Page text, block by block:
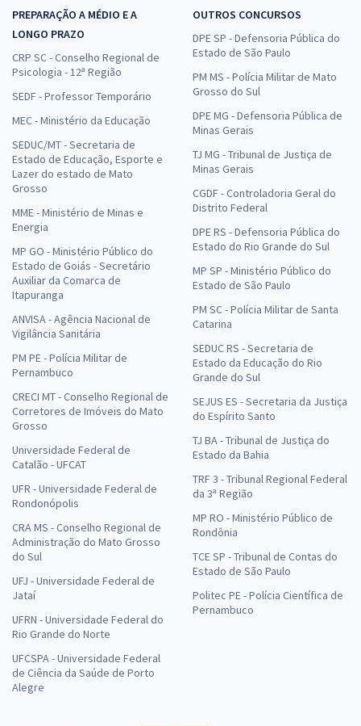
PREPARAÇÃO A MÉDIO E A
LONGO PRAZO
CRP SC - Conselho Regional de
Psicologia - 12ª Região
SEDF - Professor Temporário
MEC - Ministério da Educação
SEDUC/MT - Secretaria de
Estado de Educação, Esporte e
Lazer do estado de Mato
Grosso
MME - Ministério de Minas e
Energia
MP GO - Ministério Público do
Estado de Goiás - Secretário
Auxiliar da Comarca de
Itapuranga
ANVISA - Agência Nacional de
Vigilância Sanitária
PM PE - Polícia Militar de
Pernambuco
CRECI MT - Conselho Regional de
Corretores de Imóveis do Mato
Grosso
Universidade Federal de
Catalão - UFCAT
UFR - Universidade Federal de
Rondonópolis
CRA MS - Conselho Regional de
Administração do Mato Grosso
do Sul
UFJ - Universidade Federal de
Jataí
UFRN - Universidade Federal do
Rio Grande do Norte
UFCSPA - Universidade Federal
de Ciência da Saúde de Porto
Alegre
OUTROS CONCURSOS
DPE SP - Defensoria Pública do
Estado de São Paulo
PM MS - Polícia Militar de Mato
Grosso do Sul
DPE MG - Defensoria Pública de
Minas Gerais
TJ MG - Tribunal de Justiça de
Minas Gerais
CGDF - Controladoria Geral do
Distrito Federal
DPE RS - Defensoria Pública do
Estado do Rio Grande do Sul
MP SP - Ministério Público do
Estado de São Paulo
PM SC - Polícia Militar de Santa
Catarina
SEDUC RS - Secretaria de
Estado da Educação do Rio
Grande do Sul
SEJUS ES - Secretaria da Justiça
do Espírito Santo
TJ BA - Tribunal de Justiça do
Estado da Bahia
TRF 3 - Tribunal Regional Federal
da 3ª Região
MP RO - Ministério Público de
Rondônia
TCE SP - Tribunal de Contas do
Estado de São Paulo
Politec PE - Polícia Científica de
Pernambuco